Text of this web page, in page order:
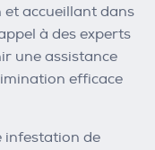
accueillant dans
à des experts
une assistance
efficace
infestation de